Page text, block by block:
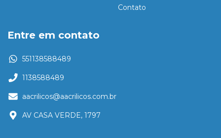
Contato
Entre em contato
551138588489
1138588489
aacrilicos@aacrilicos.com.br
AV CASA VERDE, 1797